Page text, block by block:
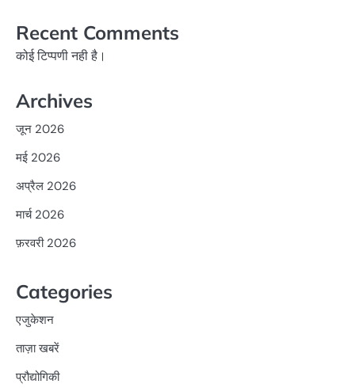
Recent Comments
कोई टिप्पणी नही है।
Archives
जून 2026
मई 2026
अप्रैल 2026
मार्च 2026
फ़रवरी 2026
Categories
एजुकेशन
ताज़ा खबरें
प्रौद्योगिकी